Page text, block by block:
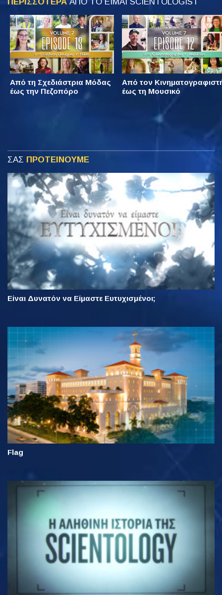
Από τη Σχεδιάστρια Μόδας
έως την Πεζοπόρο
Από τον
έως τη Μουσικό
ΣΑΣ ΠΡΟΤΕΙΝΟΥΜΕ
Είναι Δυνατόν να Είμαστε Ευτυχισμένοι;
Flag